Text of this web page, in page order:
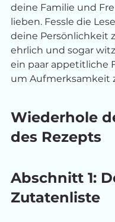
deine Familie und
lieben. Fessle die
deine Persönlichkeit
ehrlich und sogar
ein paar appetitliche
um Aufmerksamkeit
Wiederhole
des Rezepts
Abschnitt 1:
Zutatenliste